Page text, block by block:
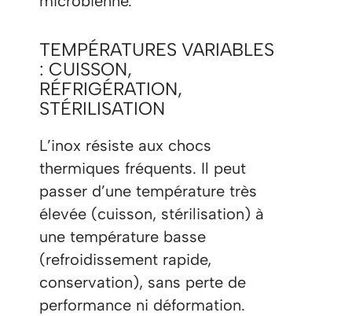
TEMPÉRATURES VARIABLES
: CUISSON,
RÉFRIGÉRATION,
STÉRILISATION
L’inox résiste aux chocs
thermiques fréquents. Il peut
passer d’une température très
élevée (cuisson, stérilisation) à
une température basse
(refroidissement rapide,
conservation), sans perte de
performance ni déformation.